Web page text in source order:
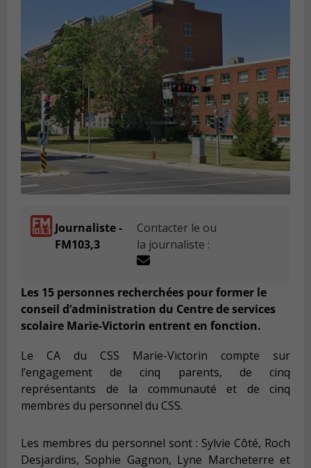
Journaliste -
FM103,3
Contacter le ou
la journaliste :
Les 15 personnes recherchées pour former le
conseil d’administration du Centre de services
scolaire Marie-Victorin entrent en fonction.
Le CA du CSS Marie-Victorin compte sur
l’engagement de cinq parents, de cinq
représentants de la communauté et de cinq
membres du personnel du CSS.
Les membres du personnel sont : Sylvie Côté, Roch
Desjardins, Sophie Gagnon, Lyne Marcheterre et